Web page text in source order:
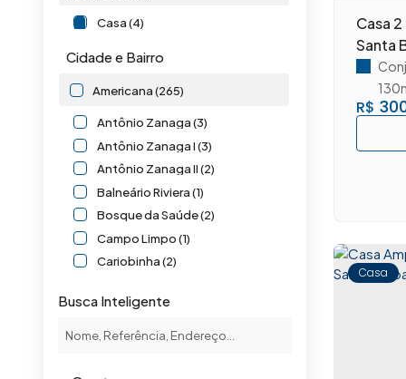
Casa (4)
Cidade e Bairro
Americana (265)
Antônio Zanaga (3)
Antônio Zanaga I (3)
Antônio Zanaga II (2)
Balneário Riviera (1)
Bosque da Saúde (2)
Campo Limpo (1)
Cariobinha (2)
Centro (2)
Chácara Letônia (6)
Busca Inteligente
Casa
Santa
R$
Casa